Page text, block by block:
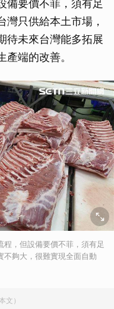
備要價不菲，須有足
灣只供給本土市場，
待未來台灣能多拓展
端的改善。
，但設備要價不菲，須有足
不夠大，很難實現全面自動
文）